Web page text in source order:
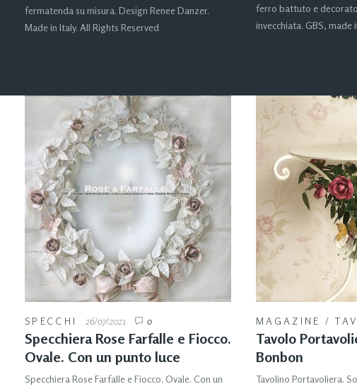
fermatenda su misura. Design Renee Danzer.
Made in Italy. All Rights Reserved
ferro battuto e
invecchiata. GBS,
SPECCHI 26/07/2021 0
Specchiera Rose Farfalle e Fiocco.
Ovale. Con un punto luce
Specchiera Rose Farfalle e Fiocco. Ovale. Con un
MAGAZINE /
Tavolo
Bonbon
Tavolino Portavoliera.